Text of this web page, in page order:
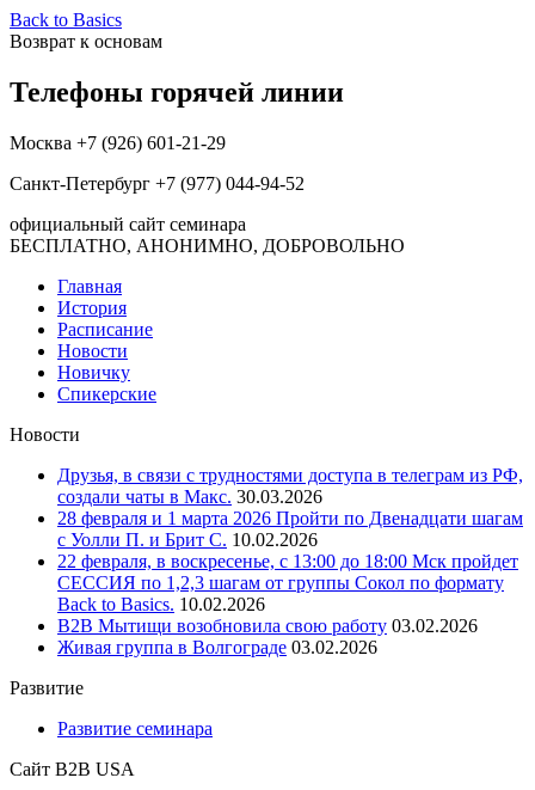
Back to Basics
Возврат к основам
Телефоны горячей линии
Москва +7 (926) 601-21-29
Санкт-Петербург +7 (977) 044-94-52
официальный сайт семинара
БЕСПЛАТНО, АНОНИМНО, ДОБРОВОЛЬНО
Главная
История
Расписание
Новости
Новичку
Спикерские
Новости
Друзья, в связи с трудностями доступа в телеграм из РФ,
создали чаты в Макс. 30.03.2026
28 февраля и 1 марта 2026 Пройти по Двенадцати шагам
с Уолли П. и Брит С. 10.02.2026
22 февраля, в воскресенье, с 13:00 до 18:00 Мск пройдет
СЕССИЯ по 1,2,3 шагам от группы Сокол по формату
Back to Basics. 10.02.2026
В2В Мытищи возобновила свою работу 03.02.2026
Живая группа в Волгограде 03.02.2026
Развитие
Развитие семинара
Сайт B2B USA